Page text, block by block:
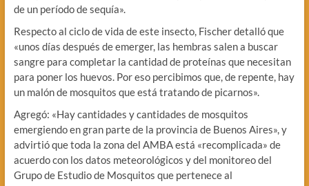
de un período de sequía».
Respecto al ciclo de vida de este insecto, Fischer detalló que
«unos días después de emerger, las hembras salen a buscar
sangre para completar la cantidad de proteínas que necesitan
para poner los huevos. Por eso percibimos que, de repente, hay
un malón de mosquitos que está tratando de picarnos».
Agregó: «Hay cantidades y cantidades de mosquitos
emergiendo en gran parte de la provincia de Buenos Aires», y
advirtió que toda la zona del AMBA está «recomplicada» de
acuerdo con los datos meteorológicos y del monitoreo del
Grupo de Estudio de Mosquitos que pertenece al